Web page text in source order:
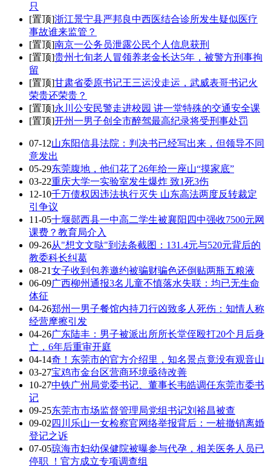
只
[置顶]浙江景宁县严邦良中西医结合诊所发生疑似医疗
事故谁来监管？
[置顶]南京一公务员泄露公民个人信息获刑
[置顶]贵州七旬老人冒领养老金长达5年，被警方刑事拘
留
[置顶]甘肃省委原书记王三运没走运，武威表哥书记火
荣贵还荣贵？
[置顶]永川公安民警走进校园 讲一堂特殊的交通安全课
[置顶]开州一男子创全市醉驾最高纪录将受刑事处罚
07-12山东阳信县法院：判决书已经写出来，但领导不同
意发出
05-29东莞腹地，他们花了26年给一座山“摸家底”
03-22重庆大学一实验室发生爆炸 致1死3伤
12-10千万债权因违法执行灭失 山东高法两度反转裁定
引争议
11-05十堰郧西县一中高二学生被襄阳四中强收7500元网
课费？教育局介入
09-26从"想文文哒"到法条截图：131.4元与520元背后的
教委科长纠葛
08-21女子收到包养邀约被骗财骗色还倒贴两瓶五粮液
06-09广西柳州通报3名儿童不慎落水失联：均已无生命
体征
04-26郑州一男子餐馆内持刀行凶致多人死伤：知情人称
经营摩擦引发
04-26广东陆丰：男子被派出所所长堂侄殴打20个月后身
亡，6年后重审开庭
04-14奇！东莞市的官方介绍里，知名景点竟没有观音山
03-27宝鸡市金台区营商环境亟待改善
10-27中铁广州局党委书记、董事长韦皓调任东莞市委书
记
09-25东莞市市场监督管理局党组书记刘裕昌被查
09-02 四川乐山一女检察官网络举报背后：一桩撤销离婚
登记之诉
07-05琼海市妇幼保健院被曝参与代孕，相关医务人员已
停职 ！官方成立专项调查组